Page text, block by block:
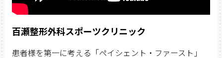
百瀬整形外科スポーツクリニック
患者様を第一に考える「ペイシェント・ファースト」